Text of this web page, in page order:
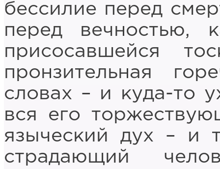
бессилие перед
перед вечностью,
присосавшейся
пронзительная
словах – и куда-то
вся его
языческий дух – и
страдающий